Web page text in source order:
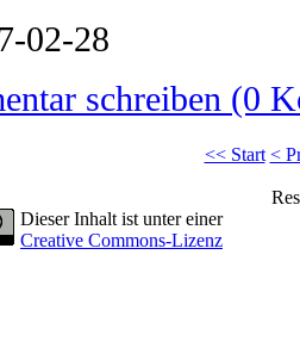
02-28
schreiben (0
<< Start <
Dieser Inhalt ist unter einer
Creative Commons-Lizenz